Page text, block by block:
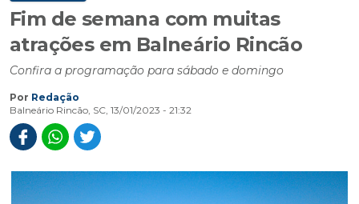
Fim de semana com muitas
atrações em Balneário Rincão
Confira a programação para sábado e domingo
Por Redação
Balneário Rincão, SC, 13/01/2023 - 21:32